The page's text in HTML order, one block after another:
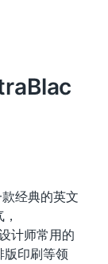
经典的英文
计师常用的
版印刷等领